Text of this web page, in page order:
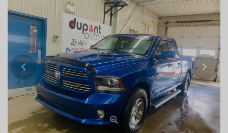
Previous Next